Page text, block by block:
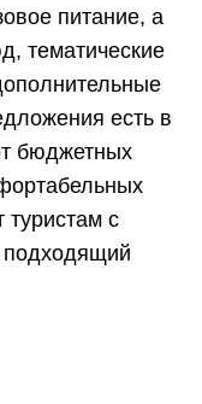
питание, а
тематические
есть в
бюджетных
туристам с
подходящий